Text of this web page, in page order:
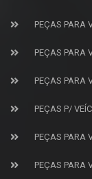
PEÇAS PARA
PEÇAS PARA
PEÇAS PARA
PEÇAS P/
PEÇAS PARA
PEÇAS PARA